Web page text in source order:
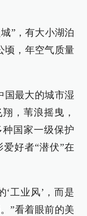
”，有大小湖泊
顷，年空气质量
国最大的城市湿
，苇浪摇曳，
国家一级保护
好者“潜伏”在
‘工业风’，而是
”看着眼前的美